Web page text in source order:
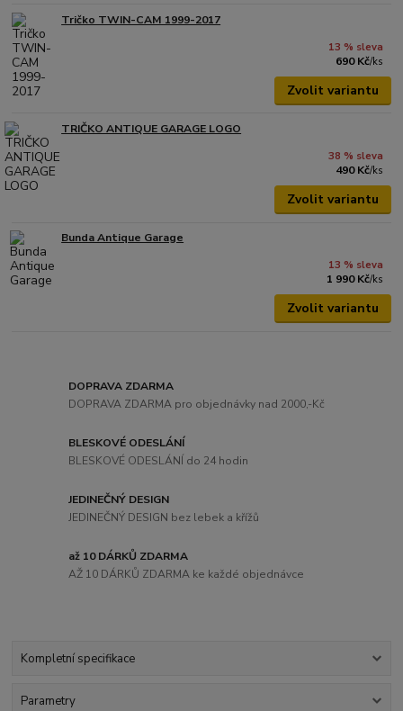
Tričko TWIN-CAM 1999-2017
13 % sleva
690 Kč/ks
Zvolit variantu
TRIČKO ANTIQUE GARAGE LOGO
38 % sleva
490 Kč/ks
Zvolit variantu
Bunda Antique Garage
13 % sleva
1 990 Kč/ks
Zvolit variantu
DOPRAVA ZDARMA
DOPRAVA ZDARMA pro objednávky nad 2000,-Kč
BLESKOVÉ ODESLÁNÍ
BLESKOVÉ ODESLÁNÍ do 24 hodin
JEDINEČNÝ DESIGN
JEDINEČNÝ DESIGN bez lebek a křížů
až 10 DÁRKŮ ZDARMA
AŽ 10 DÁRKŮ ZDARMA ke každé objednávce
Kompletní specifikace
Parametry